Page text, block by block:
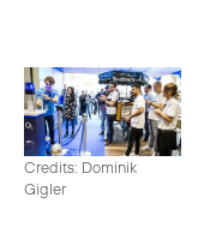
Credits: Dominik
Gigler